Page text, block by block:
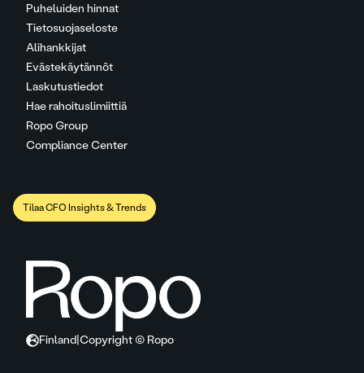
Puheluiden hinnat
Tietosuojaseloste
Alihankkijat
Evästekäytännöt
Laskutustiedot
Hae rahoituslimiittiä
Ropo Group
Compliance Center
Tilaa CFO Insights & Trends
Finland Copyright © Ropo